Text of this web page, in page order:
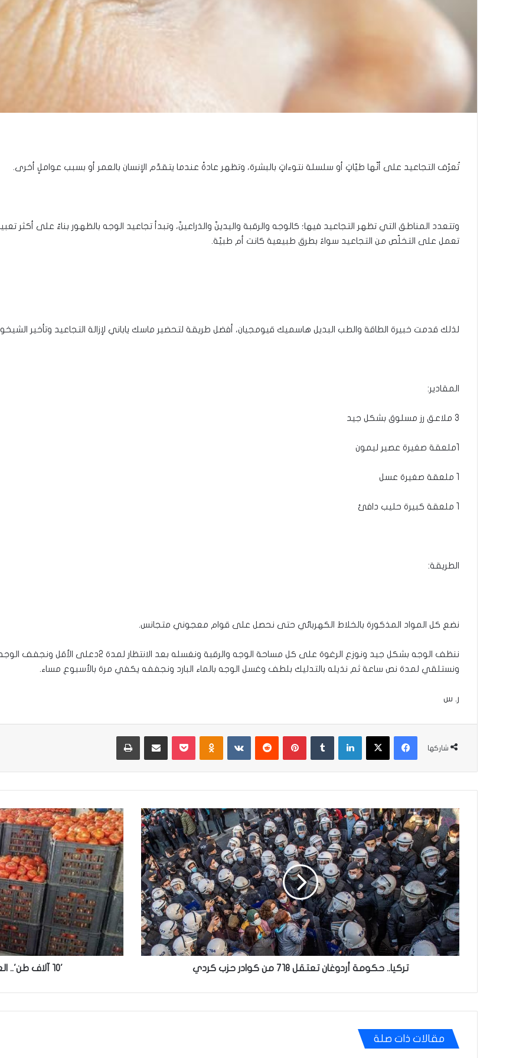
تُعرّف التجاعيد على أنّها طيّاتٍ أو سلسلة نتوءاتٍ بالبشرة، وتظهر عادةً عندما يتقدّم الإنسان بالعمر أو بسبب عواملٍ أخرى.
وتتعدد المناطق التي تظهر التجاعيد فيها؛ كالوجه والرقبة واليدينّ والذراعينّ، وتبدأ تجاعيد الوجه بالظهور بناءً على أكثر
تعمل على التخلّص من التجاعيد سواءٌ بطرق طبيعية كانت أم طبيّة.
لذلك قدمت خبيرة الطاقة والطب البديل هاسميك قيومجيان، أفضل طريقة لتحضير ماسك ياباني لإزالة التجاعيد وتأخير
المقادير:
3 ملاعق رز مسلوق بشكل جيد
1ملعقة صغيرة عصير ليمون
1 ملعقة صغيرة عسل
1 ملعقة كبيرة حليب دافئ
الطريقة:
نضع كل المواد المذكورة بالخلاط الكهربائي حتى نحصل على قوام معجوني متجانس.
ننظف الوجه بشكل جيد ونوزع الرغوة على كل مساحة الوجه
ونستلقي لمدة نص ساعة ثم نذيله بالتدليك بلطف وغسل الوجه بالماء البارد ونجففه يكفي مرة بالأسبوع مساء.
ر. س
شاركها
فيسبوك
‫X لينكدإن بينتيريست Odnoklassniki
‫Pocketمشاركة عبر البريد طباعة
تركيا..
حكومة
أردوغان
تعتقل
718
كوادر
حزب
كردي
تركيا.. حكومة أردوغان تعتقل 718 من كوادر حزب كردي
'10
آلاف
طن'..
العراق
تصدر
الطماطم
إلى
السعودية
'10 آلاف طن'.. العراق تصدر الطماطم إلى السعودية
مقالات ذات صلة